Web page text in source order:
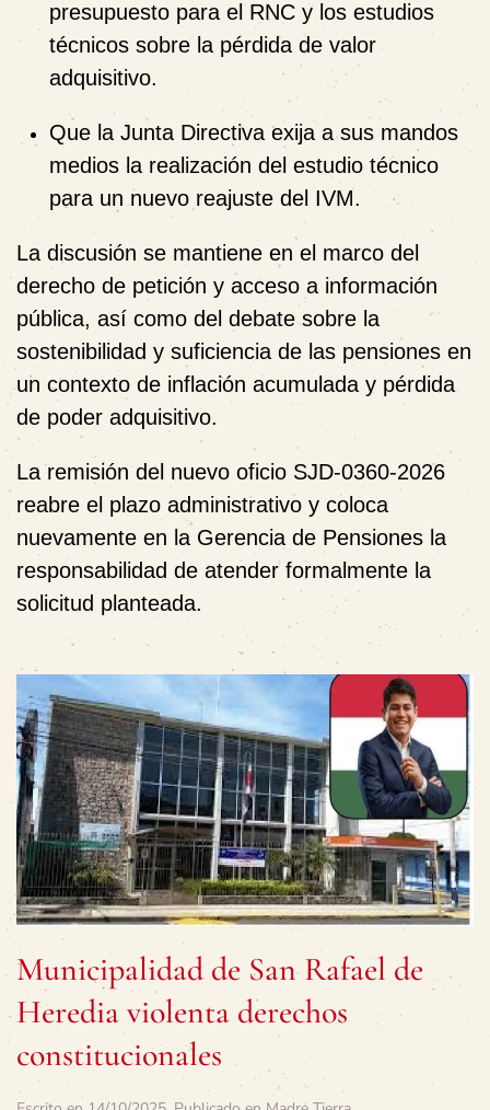
presupuesto para el RNC y los estudios
técnicos sobre la pérdida de valor
adquisitivo.
Que la Junta Directiva exija a sus mandos
medios la realización del estudio técnico
para un nuevo reajuste del IVM.
La discusión se mantiene en el marco del
derecho de petición y acceso a información
pública, así como del debate sobre la
sostenibilidad y suficiencia de las pensiones en
un contexto de inflación acumulada y pérdida
de poder adquisitivo.
La remisión del nuevo oficio SJD-0360-2026
reabre el plazo administrativo y coloca
nuevamente en la Gerencia de Pensiones la
responsabilidad de atender formalmente la
solicitud planteada.
Municipalidad de San Rafael de
Heredia violenta derechos
constitucionales